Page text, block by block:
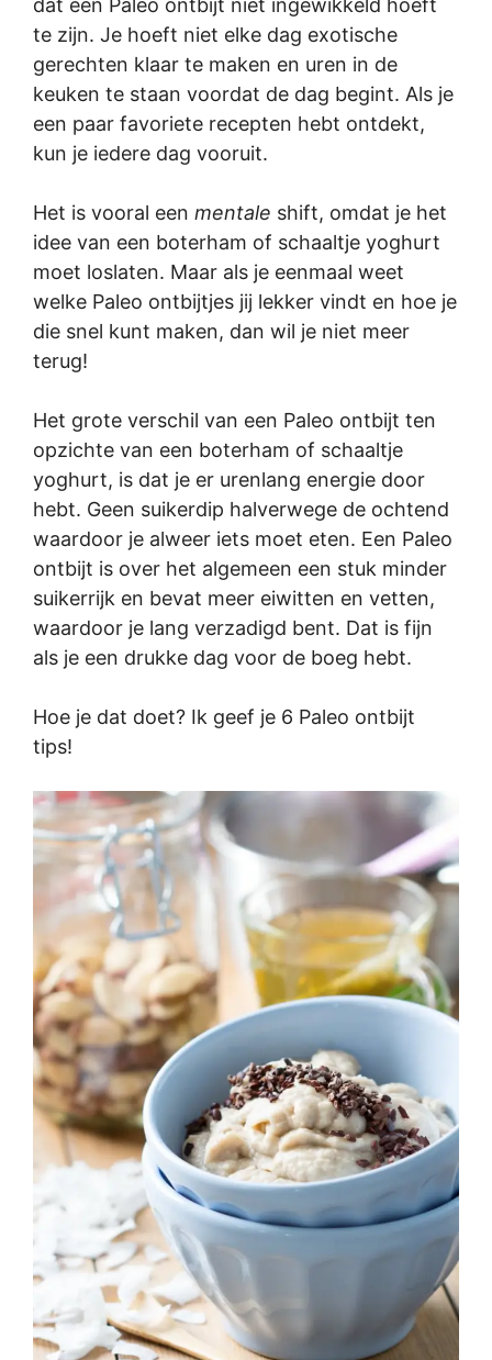
te zijn. Je hoeft niet elke dag exotische
gerechten klaar te maken en uren in de
keuken te staan voordat de dag begint. Als je
een paar favoriete recepten hebt ontdekt,
kun je iedere dag vooruit.
Het is vooral een mentale shift, omdat je het
idee van een boterham of schaaltje yoghurt
moet loslaten. Maar als je eenmaal weet
welke Paleo ontbijtjes jij lekker vindt en hoe je
die snel kunt maken, dan wil je niet meer
terug!
Het grote verschil van een Paleo ontbijt ten
opzichte van een boterham of schaaltje
yoghurt, is dat je er urenlang energie door
hebt. Geen suikerdip halverwege de ochtend
waardoor je alweer iets moet eten. Een Paleo
ontbijt is over het algemeen een stuk minder
suikerrijk en bevat meer eiwitten en vetten,
waardoor je lang verzadigd bent. Dat is fijn
als je een drukke dag voor de boeg hebt.
Hoe je dat doet? Ik geef je 6 Paleo ontbijt
tips!